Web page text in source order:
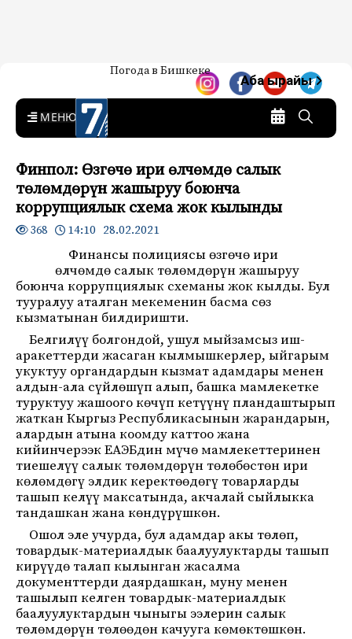
7-канал. Жаңылыктар —
Кыргызстан
Жаңылыктар — Кыргызстан
Погода в Бишкеке
Аба ырайы
MENU
Финпол: Өзгөчө ири өлчөмдө салык
төлөмдөрүн жашыруу боюнча
коррупциялык схема жок кылынды
368 14:10 28.02.2021
Финансы полициясы өзгөчө ири
өлчөмдө салык төлөмдөрүн жашыруу
боюнча коррупциялык схеманы жок кылды. Бул
тууралуу аталган мекеменин басма сөз
кызматынан билдиришти.
Белгилүү болгондой, ушул мыйзамсыз иш-
аракеттерди жасаган кылмышкерлер, ыйгарым
укуктуу органдардын кызмат адамдары менен
алдын-ала сүйлөшүп алып, башка мамлекетке
туруктуу жашоого көчүп кетүүнү пландаштырып
жаткан Кыргыз Республикасынын жарандарын,
алардын атына коомду каттоо жана
кийинчерээк ЕАЭБдин мүчө мамлекеттеринен
тиешелүү салык төлөмдөрүн төлөбөстөн ири
көлөмдөгү элдик керектөөдөгү товарларды
ташып келүү максатында, акчалай сыйлыкка
тандашкан жана көндүрүшкөн.
Ошол эле учурда, бул адамдар акы төлөп,
товардык-материалдык баалуулуктарды ташып
кирүүдө талап кылынган жасалма
документтерди даярдашкан, муну менен
ташылып келген товардык-материалдык
баалуулуктардын чыныгы ээлерин салык
төлөмдөрүн төлөөдөн качууга көмөктөшкөн.